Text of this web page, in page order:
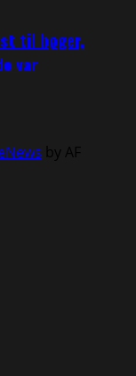
til bøger,
var
by AF